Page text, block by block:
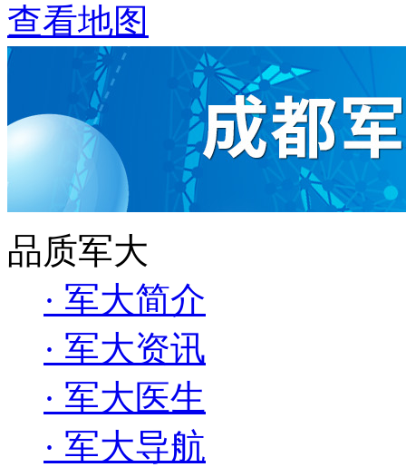
查看地图
品质军大
· 军大简介
· 军大资讯
· 军大医生
· 军大导航